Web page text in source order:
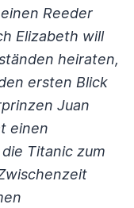
Reeder
Elizabeth will
heiraten,
ersten Blick
Juan
einen
Titanic zum